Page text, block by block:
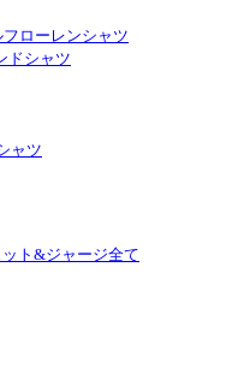
フローレンシャツ
ドシャツ
ャツ
ト&ジャージ全て